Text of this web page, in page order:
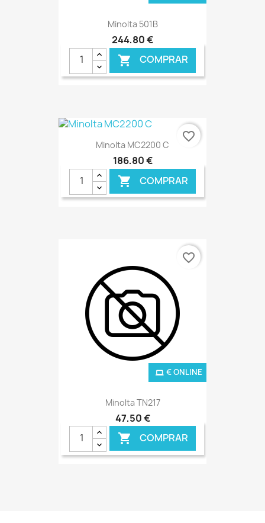
Minolta 501B
244,80 €
 COMPRAR
Minolta MC2200 C
186,80 €
 COMPRAR
€ ONLINE
favorite_border
Minolta TN217
47,50 €
 COMPRAR
€ ONLINE
favorite_border